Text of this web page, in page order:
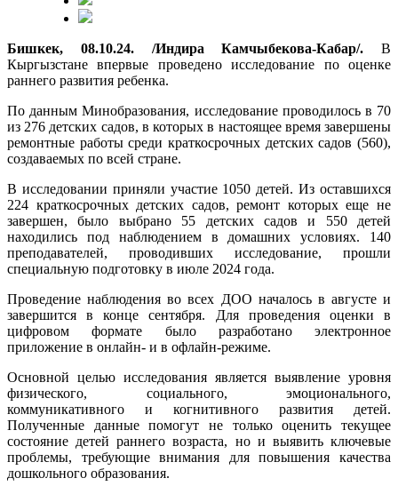
Бишкек, 08.10.24. /Индира Камчыбекова-Кабар/. В
Кыргызстане впервые проведено исследование по оценке
раннего развития ребенка.
По данным Минобразования, исследование проводилось в 70
из 276 детских садов, в которых в настоящее время завершены
ремонтные работы среди краткосрочных детских садов (560),
создаваемых по всей стране.
В исследовании приняли участие 1050 детей. Из оставшихся
224 краткосрочных детских садов, ремонт которых еще не
завершен, было выбрано 55 детских садов и 550 детей
находились под наблюдением в домашних условиях. 140
преподавателей, проводивших исследование, прошли
специальную подготовку в июле 2024 года.
Проведение наблюдения во всех ДОО началось в августе и
завершится в конце сентября. Для проведения оценки в
цифровом формате было разработано электронное
приложение в онлайн- и в офлайн-режиме.
Основной целью исследования является выявление уровня
физического, социального, эмоционального,
коммуникативного и когнитивного развития детей.
Полученные данные помогут не только оценить текущее
состояние детей раннего возраста, но и выявить ключевые
проблемы, требующие внимания для повышения качества
дошкольного образования.